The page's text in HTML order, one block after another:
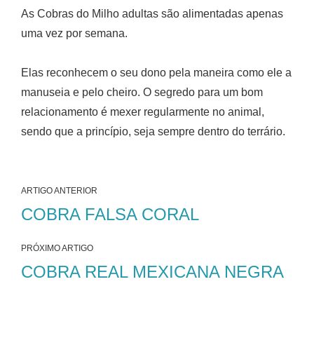
As Cobras do Milho adultas são alimentadas apenas
uma vez por semana.
Elas reconhecem o seu dono pela maneira como ele a
manuseia e pelo cheiro. O segredo para um bom
relacionamento é mexer regularmente no animal,
sendo que a princípio, seja sempre dentro do terrário.
ARTIGO ANTERIOR
COBRA FALSA CORAL
PRÓXIMO ARTIGO
COBRA REAL MEXICANA NEGRA